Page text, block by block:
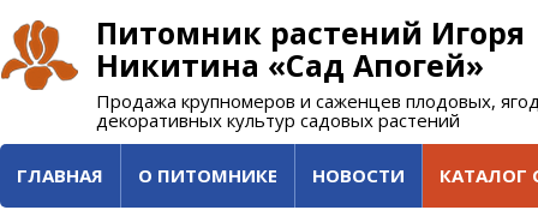
Питомник растений Игоря
Никитина «Сад Апогей»
Продажа крупномеров и саженцев плодовых,
декоративных культур садовых растений
ГЛАВНАЯ О ПИТОМНИКЕ НОВОСТИ КАТАЛОГ